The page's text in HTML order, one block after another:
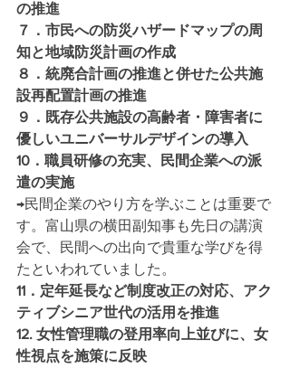
の推進
７．市民への防災ハザードマップの周
知と地域防災計画の作成
８．統廃合計画の推進と併せた公共施
設再配置計画の推進
９．既存公共施設の高齢者・障害者に
優しいユニバーサルデザインの導入
10．職員研修の充実、民間企業への派
遣の実施
→民間企業のやり方を学ぶことは重要で
す。富山県の横田副知事も先日の講演
会で、民間への出向で貴重な学びを得
たといわれていました。
11．定年延長など制度改正の対応、アク
ティブシニア世代の活用を推進
12. 女性管理職の登用率向上並びに、女
性視点を施策に反映